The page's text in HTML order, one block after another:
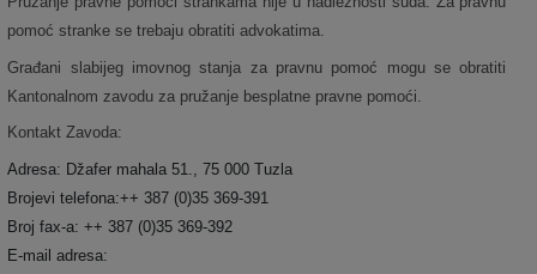
pomoć stranke se trebaju obratiti advokatima.
Građani slabijeg imovnog stanja za pravnu pomoć mogu se obratiti
Kantonalnom zavodu za pružanje besplatne pravne pomoći.
Kontakt Zavoda:
Adresa: Džafer mahala 51., 75 000 Tuzla
Brojevi telefona:++ 387 (0)35 369-391
Broj fax-a: ++ 387 (0)35 369-392
E-mail adresa: